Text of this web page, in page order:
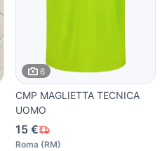
6
CMP MAGLIETTA TECNICA
UOMO
15 €
Roma (RM)